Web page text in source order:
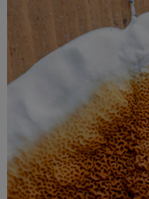
temperatuur voor de
graden Celsius. Behalve hout
koolhydraat bevattende
aangetast. Hoewel de zwam
wel doorheen groeien.
Meer informatie